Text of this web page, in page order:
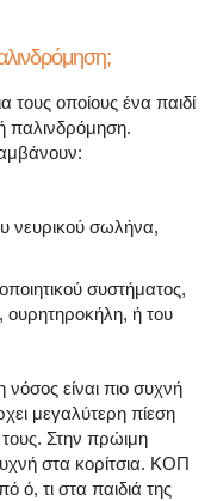
τους οποίους ένα παιδί
παλινδρόμηση.
νευρικού σωλήνα,
συστήματος,
ουρητηροκήλη, ή του
νόσος είναι πιο συχνή
μεγαλύτερη πίεση
Στην πρώιμη
στα κορίτσια. ΚΟΠ
ό, τι στα παιδιά της